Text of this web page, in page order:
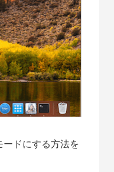
ドにする方法を